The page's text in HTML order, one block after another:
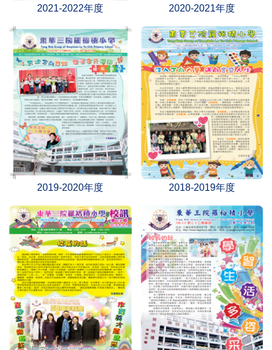
2021-2022年度 2020-2021年度
2019-2020年度 2018-2019年度